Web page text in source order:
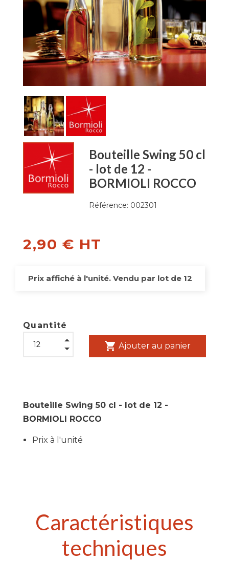
Bouteille Swing 50 cl
- lot de 12 -
BORMIOLI ROCCO
Référence: 002301
2,90 € HT
Prix affiché à l'unité. Vendu par lot de 12
Quantité
shopping_cart Ajouter au panier
Bouteille Swing 50 cl - lot de 12 -
BORMIOLI ROCCO
Prix à l'unité
Caractéristiques
techniques